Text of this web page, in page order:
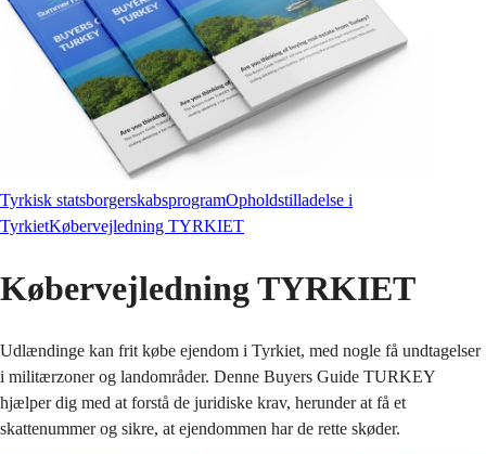
Tyrkisk statsborgerskabsprogramOpholdstilladelse i
TyrkietKøbervejledning TYRKIET
Købervejledning TYRKIET
Udlændinge kan frit købe ejendom i Tyrkiet, med nogle få undtagelser
i militærzoner og landområder. Denne Buyers Guide TURKEY
hjælper dig med at forstå de juridiske krav, herunder at få et
skattenummer og sikre, at ejendommen har de rette skøder.